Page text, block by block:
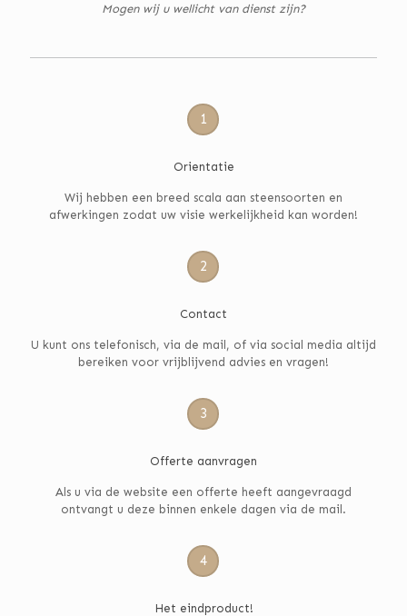
Mogen wij u wellicht van dienst zijn?
1
Orientatie
Wij hebben een breed scala aan steensoorten en
afwerkingen zodat uw visie werkelijkheid kan worden!
2
Contact
U kunt ons telefonisch, via de mail, of via social media altijd
bereiken voor vrijblijvend advies en vragen!
3
Offerte aanvragen
Als u via de website een offerte heeft aangevraagd
ontvangt u deze binnen enkele dagen via de mail.
4
Het eindproduct!